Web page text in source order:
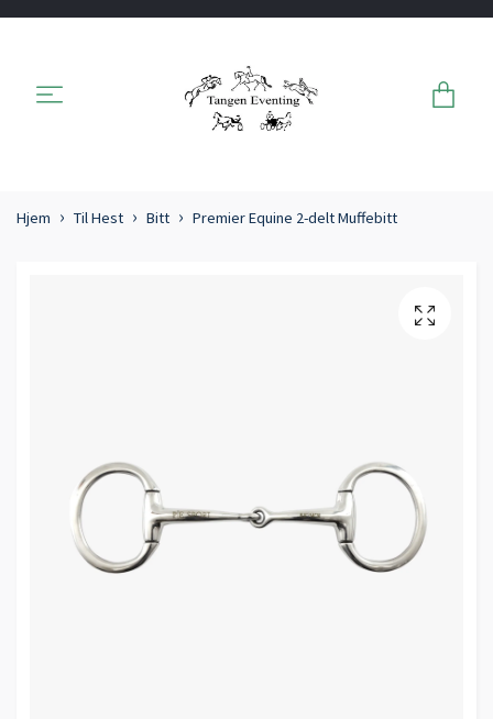
Hjem Til Hest Bitt Premier Equine 2-delt Muffebitt